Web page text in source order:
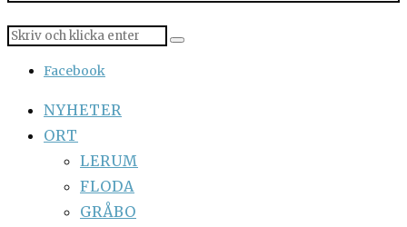
Facebook
NYHETER
ORT
LERUM
FLODA
GRÅBO